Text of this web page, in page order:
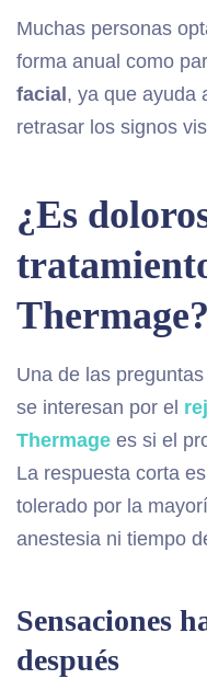
Muchas personas
forma anual como
facial , ya que ayuda
retrasar los signos
¿Es
Thermage?
Una de las
se interesan por el
Thermage es si el
La respuesta corta
tolerado por la
anestesia ni tiempo
Sensaciones
después